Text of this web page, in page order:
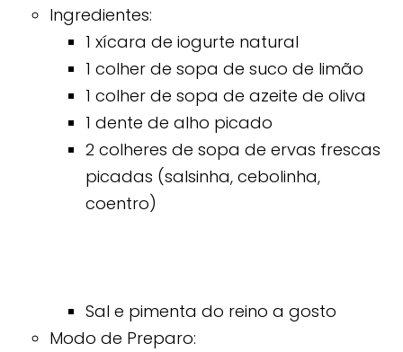
Ingredientes:
1 xícara de iogurte natural
1 colher de sopa de suco de limão
1 colher de sopa de azeite de oliva
1 dente de alho picado
2 colheres de sopa de ervas frescas
picadas (salsinha, cebolinha,
coentro)
Sal e pimenta do reino a gosto
Modo de Preparo: